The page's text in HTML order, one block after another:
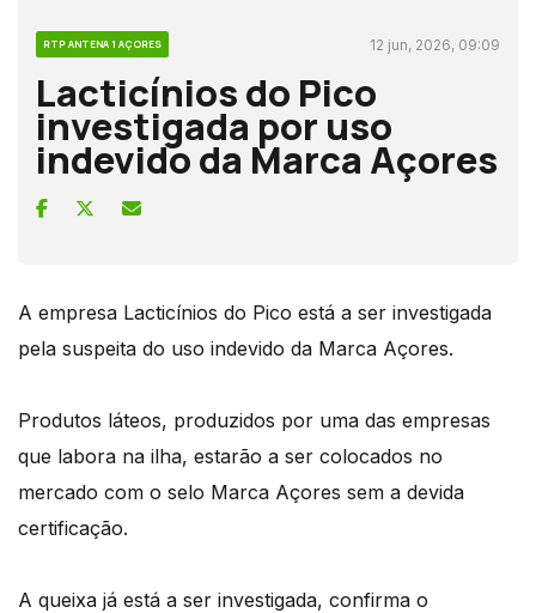
RTP ANTENA 1 AÇORES 12 jun, 2026, 09:09
Lacticínios do Pico
investigada por uso
indevido da Marca Açores
A empresa Lacticínios do Pico está a ser investigada
pela suspeita do uso indevido da Marca Açores.
Produtos láteos, produzidos por uma das empresas
que labora na ilha, estarão a ser colocados no
mercado com o selo Marca Açores sem a devida
certificação.
A queixa já está a ser investigada, confirma o